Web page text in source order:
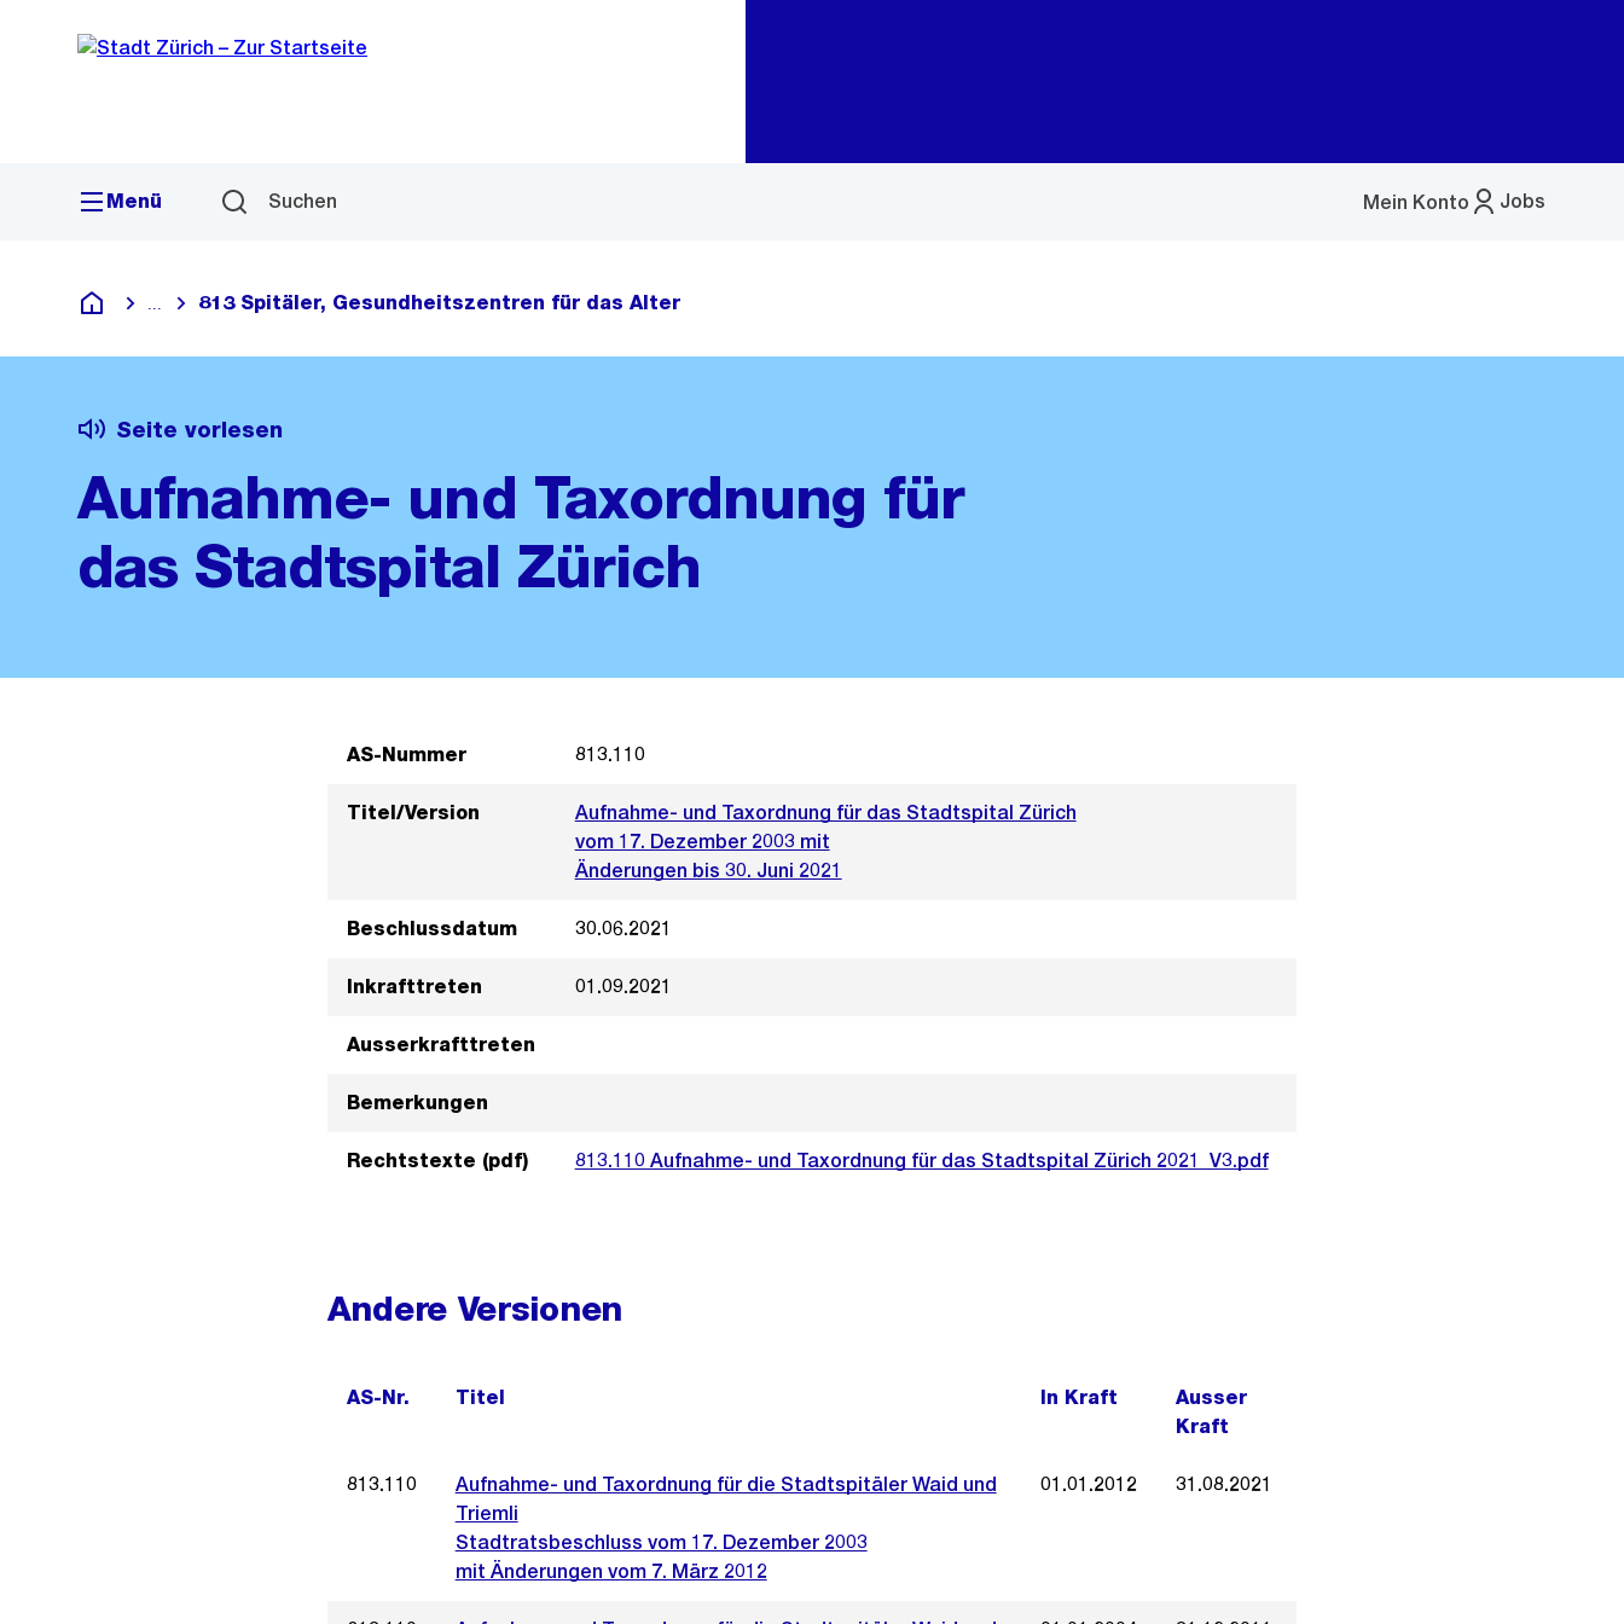
Navigation
Sprunglink
Menü Suchen Jobs
Mein Konto
Menü
Deutsch
Blende alle Breadcrumbs ein
813 Spitäler, Gesundheitszentren für das Alter
Seite vorlesen
Aufnahme- und Taxordnung für
das Stadtspital Zürich
AS-Nummer 813.110
Titel/Version
Aufnahme- und Taxordnung für das Stadtspital Zürich
vom 17. Dezember 2003 mit
Änderungen bis 30. Juni 2021
Beschlussdatum 30.06.2021
Inkrafttreten 01.09.2021
Ausserkrafttreten
Bemerkungen
Rechtstexte (pdf) 813.110 Aufnahme- und Taxordnung für das Stadtspital Zürich 2021_V3.pdf
Andere Versionen
AS-Nr. Titel In Kraft
Ausser
Kraft
813.110
Aufnahme- und Taxordnung für die Stadtspitäler Waid und
Triemli
Stadtratsbeschluss vom 17. Dezember 2003
mit Änderungen vom 7. März 2012
01.01.2012 31.08.2021